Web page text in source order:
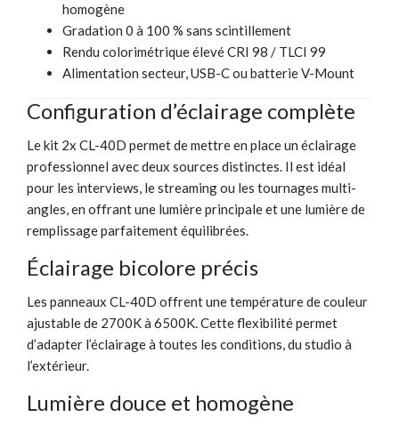
homogène
Gradation 0 à 100 % sans scintillement
Rendu colorimétrique élevé CRI 98 / TLCI 99
Alimentation secteur, USB-C ou batterie V-Mount
Configuration d’éclairage complète
Le kit 2x CL-40D permet de mettre en place un éclairage
professionnel avec deux sources distinctes. Il est idéal
pour les interviews, le streaming ou les tournages multi-
angles, en offrant une lumière principale et une lumière de
remplissage parfaitement équilibrées.
Éclairage bicolore précis
Les panneaux CL-40D offrent une température de couleur
ajustable de 2700K à 6500K. Cette flexibilité permet
d’adapter l’éclairage à toutes les conditions, du studio à
l’extérieur.
Lumière douce et homogène